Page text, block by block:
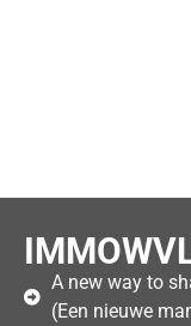
A new way to
(Een nieuwe